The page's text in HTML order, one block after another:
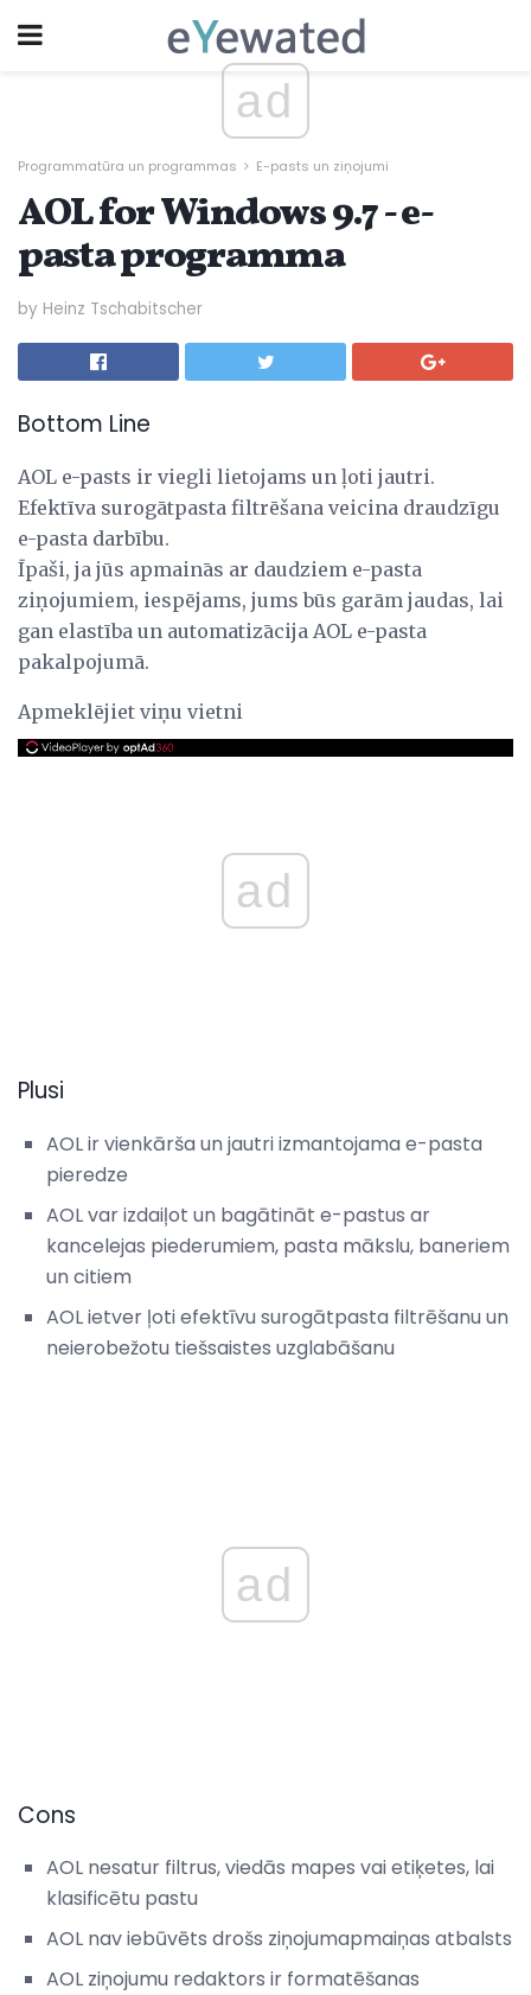
ad
Programmatūra un programmas E-pasts un ziņojumi
AOL for Windows 9.7 - e-
pasta programma
by Heinz Tschabitscher
Bottom Line
AOL e-pasts ir viegli lietojams un ļoti jautri.
Efektīva surogātpasta filtrēšana veicina draudzīgu
e-pasta darbību.
Īpaši, ja jūs apmainās ar daudziem e-pasta
ziņojumiem, iespējams, jums būs garām jaudas, lai
gan elastība un automatizācija AOL e-pasta
pakalpojumā.
Apmeklējiet viņu vietni
ad
Plusi
AOL ir vienkārša un jautri izmantojama e-pasta
pieredze
AOL var izdaiļot un bagātināt e-pastus ar
kancelejas piederumiem, pasta mākslu, baneriem
un citiem
AOL ietver ļoti efektīvu surogātpasta filtrēšanu un
neierobežotu tiešsaistes uzglabāšanu
ad
Cons
AOL nesatur filtrus, viedās mapes vai etiķetes, lai
klasificētu pastu
AOL nav iebūvēts drošs ziņojumapmaiņas atbalsts
AOL ziņojumu redaktors ir formatēšanas